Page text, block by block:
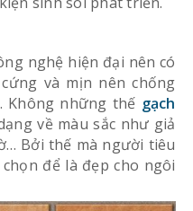
nghệ hiện đại nên có
và mịn nên chống
Không những thế gạch
về màu sắc như giả
Bởi thế mà người tiêu
để là đẹp cho ngôi